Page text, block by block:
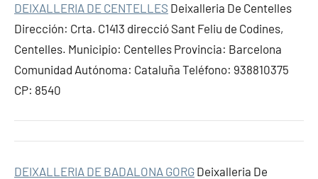
DEIXALLERIA DE CENTELLES Deixalleria De Centelles
Dirección: Crta. C1413 direcció Sant Feliu de Codines,
Centelles. Municipio: Centelles Provincia: Barcelona
Comunidad Autónoma: Cataluña Teléfono: 938810375
CP: 8540
DEIXALLERIA DE BADALONA GORG Deixalleria De